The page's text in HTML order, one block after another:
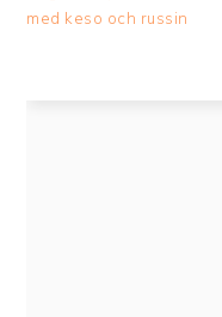
med keso och russin